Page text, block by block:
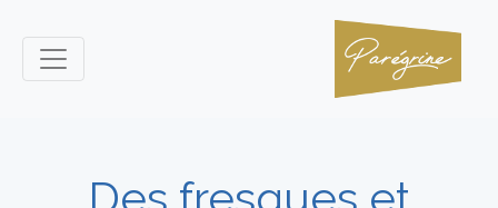
Des fresques et